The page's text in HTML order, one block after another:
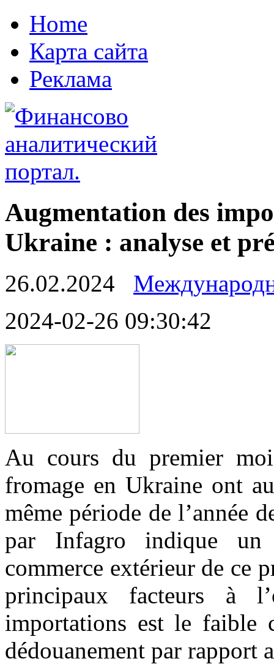
Home
Карта сайта
Реклама
Augmentation des
Ukraine : analyse et
26.02.2024
2024-02-26 09:30:42
Au cours du premier
fromage en Ukraine ont
même période de l’année
par Infagro indique un
commerce extérieur de ce
principaux facteurs à
importations est le faible
dédouanement par rapport